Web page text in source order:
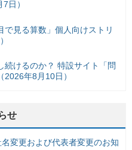
日）
見る算数」個人向けストリ
続けるのか？ 特設サイト「問
年8月10日）
せ
変更および代表者変更のお知